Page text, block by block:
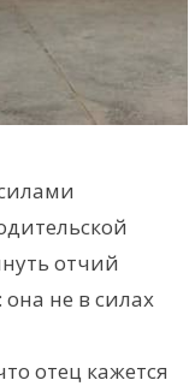
отчий
не в силах
отец кажется